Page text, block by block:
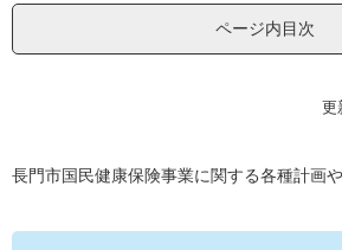
ページ内目次
更
長門市国民健康保険事業に関する各種計画